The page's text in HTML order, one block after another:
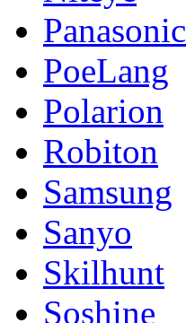
Panasonic
PoeLang
Polarion
Robiton
Samsung
Sanyo
Skilhunt
Soshine